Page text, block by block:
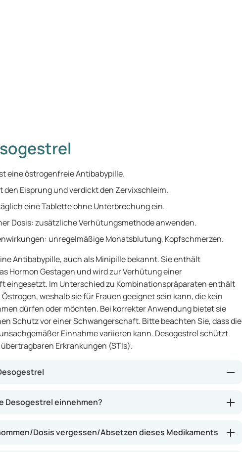
eine östrogenfreie Antibabypille.
den Eisprung und verdickt den Zervixschleim.
eine Tablette ohne Unterbrechung ein.
Dosis: zusätzliche Verhütungsmethode anwenden.
unregelmäßige Monatsblutung, Kopfschmerzen.
Antibabypille, auch als Minipille bekannt. Sie enthält
Hormon Gestagen und wird zur Verhütung einer
eingesetzt. Im Unterschied zu Kombinationspräparaten enthält
weshalb sie für Frauen geeignet sein kann, die kein
dürfen oder möchten. Bei korrekter Anwendung bietet sie
Schutz vor einer Schwangerschaft. Bitte beachten Sie, dass die
Einnahme variieren kann. Desogestrel schützt
Erkrankungen (STIs).
die Gebärmutterschleimhaut weniger empfänglich für die
sodass Spermien die Gebärmutter schwerer erreichen
Desogestrel einnehmen?
Dosis vergessen/Absetzen dieses Medikaments